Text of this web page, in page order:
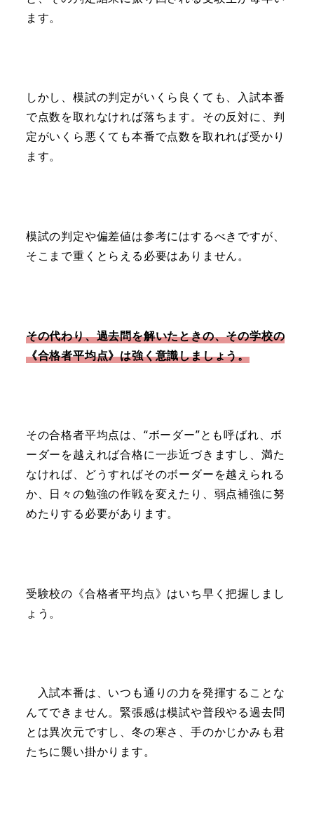
ます。
しかし、模試の判定がいくら良くても、入試本番
で点数を取れなければ落ちます。その反対に、判
定がいくら悪くても本番で点数を取れれば受かり
ます。
模試の判定や偏差値は参考にはするべきですが、
そこまで重くとらえる必要はありません。
その代わり、過去問を解いたときの、その学校の
《合格者平均点》は強く意識しましょう。
その合格者平均点は、“ボーダー”とも呼ばれ、ボ
ーダーを越えれば合格に一歩近づきますし、満た
なければ、どうすればそのボーダーを越えられる
か、日々の勉強の作戦を変えたり、弱点補強に努
めたりする必要があります。
受験校の《合格者平均点》はいち早く把握しまし
ょう。
入試本番は、いつも通りの力を発揮することな
んてできません。緊張感は模試や普段やる過去問
とは異次元ですし、冬の寒さ、手のかじかみも君
たちに襲い掛かります。